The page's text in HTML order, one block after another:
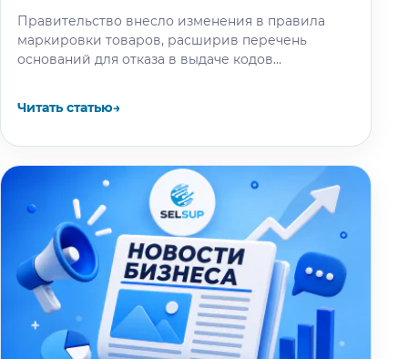
Правительство внесло изменения в правила
маркировки товаров, расширив перечень
оснований для отказа в выдаче кодов
качестве производителей…
Читать статью→